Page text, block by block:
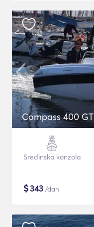
Compass 400 GT
Sredinska konzola
$343 /dan